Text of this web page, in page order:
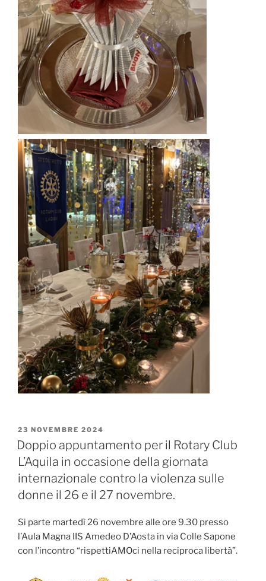
PUBBLICATO
IL
23 NOVEMBRE 2024
Doppio appuntamento per il Rotary Club
L’Aquila in occasione della giornata
internazionale contro la violenza sulle
donne il 26 e il 27 novembre.
Si parte martedì 26 novembre alle ore 9.30 presso
l’Aula Magna IIS Amedeo D’Aosta in via Colle Sapone
con l’incontro “rispettiAMOci nella reciproca libertà”.